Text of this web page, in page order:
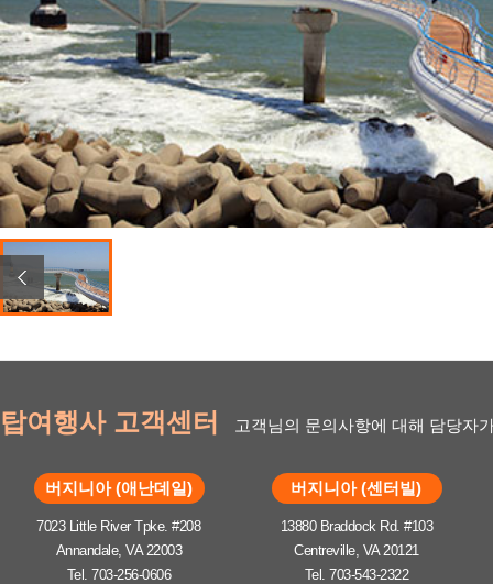
탑여행사 고객센터 고객님의 문의사항에 대해 담당자
버지니아 (애난데일)
7023 Little River Tpke. #208
Annandale, VA 22003
Tel. 703-256-0606
버지니아 (센터빌)
13880 Braddock Rd. #103
Centreville, VA 20121
Tel. 703-543-2322